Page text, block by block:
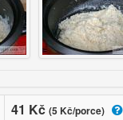
41 Kč (5 Kč/porce)